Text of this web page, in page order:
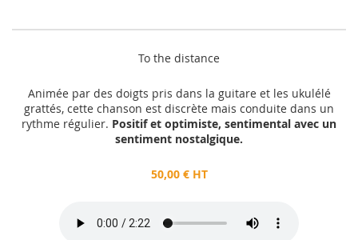
To the distance
Animée par des doigts pris dans la guitare et les ukulélé
grattés, cette chanson est discrète mais conduite dans un
rythme régulier. Positif et optimiste, sentimental avec un
sentiment nostalgique.
50,00 € HT